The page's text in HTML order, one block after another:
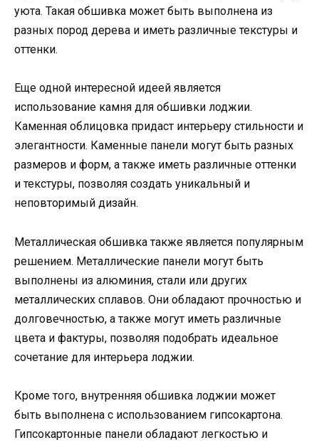
уюта. Такая обшивка может быть выполнена из
разных пород дерева и иметь различные текстуры и
оттенки.
Еще одной интересной идеей является
использование камня для обшивки лоджии.
Каменная облицовка придаст интерьеру стильности и
элегантности. Каменные панели могут быть разных
размеров и форм, а также иметь различные оттенки
и текстуры, позволяя создать уникальный и
неповторимый дизайн.
Металлическая обшивка также является популярным
решением. Металлические панели могут быть
выполнены из алюминия, стали или других
металлических сплавов. Они обладают прочностью и
долговечностью, а также могут иметь различные
цвета и фактуры, позволяя подобрать идеальное
сочетание для интерьера лоджии.
Кроме того, внутренняя обшивка лоджии может
быть выполнена с использованием гипсокартона.
Гипсокартонные панели обладают легкостью и